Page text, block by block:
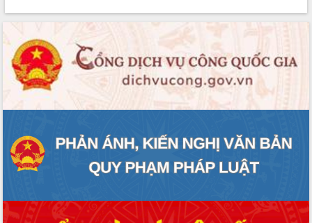
Minh
Lễ truy điệu và an táng hài cốt liệt sĩ
tại Nghĩa trang Liệt sĩ xã Sơn Hòa
Bàn giải pháp tháo gỡ khó khăn trong
xuất khẩu sầu riêng và triển khai quy
Thứ trưởng Bộ Nông nghiệp và Môi
trường Nguyễn Hoàng Hiệp khảo sát
vùng trồng và doanh nghiệp đóng gói
Trình diễn nghệ thuật chế biến các
món ăn từ sầu riêng